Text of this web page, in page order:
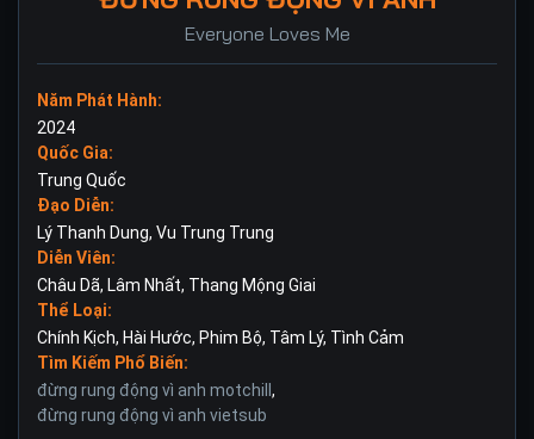
Everyone Loves Me
Năm Phát Hành:
2024
Quốc Gia:
Trung Quốc
Đạo Diễn:
Lý Thanh Dung, Vu Trung Trung
Diễn Viên:
Châu Dã, Lâm Nhất, Thang Mộng Giai
Thể Loại:
Chính Kịch, Hài Hước, Phim Bộ, Tâm Lý, Tình Cảm
Tìm Kiếm Phổ Biến:
đừng rung động vì anh motchill ,
đừng rung động vì anh vietsub